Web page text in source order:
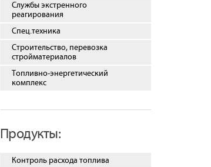
Службы экстренного
реагирования
Спец.техника
Строительство, перевозка
стройматериалов
Топливно-энергетический
комплекс
Продукты:
Контроль расхода топлива